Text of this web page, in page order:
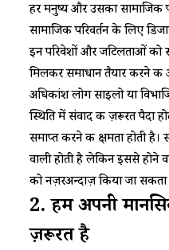
हर मनुष्य और उसका
सामाजिक परिवर्तन के लिए
इन परिवेशों और जटिलताओं
मिलकर समाधान तैयार करने
अधिकांश लोग साइलो या
स्थिति में संवाद की ज़रूरत पैदा
समाप्त करने की क्षमता होती है।
वाली होती है लेकिन इससे
को नज़रअन्दाज़ किया जा सकता
2.हमेंअपनी
ज़रूरतहै